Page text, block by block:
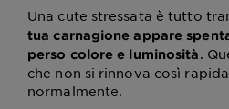
Una cute stressata è tutto
tua carnagione appare
perso colore e luminosità.
che non si rinnova così
normalmente.